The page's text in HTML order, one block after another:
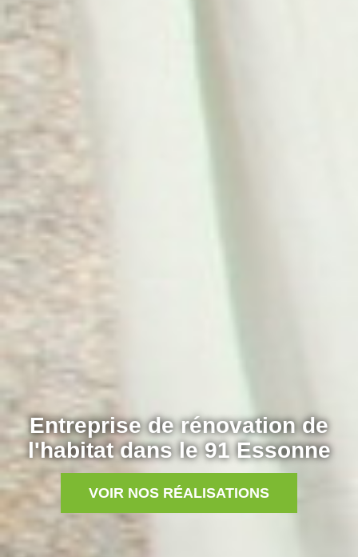
Entreprise de rénovation de
l'habitat dans le 91 Essonne
VOIR NOS RÉALISATIONS